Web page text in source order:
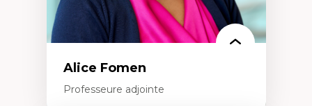
Alice Fomen
Professeure adjointe